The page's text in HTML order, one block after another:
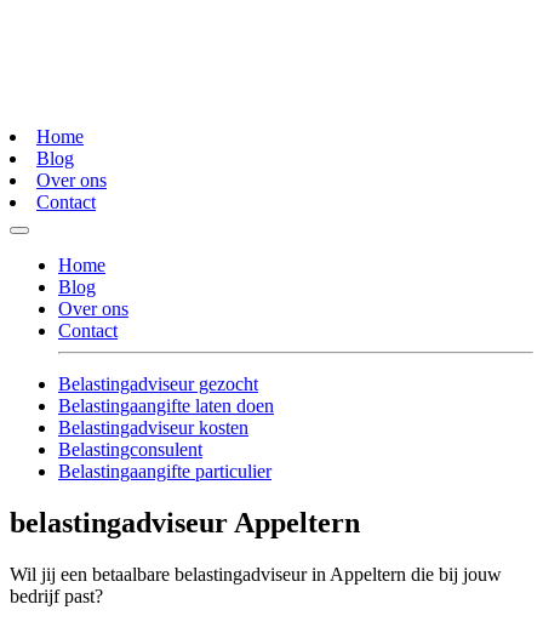
Home
Blog
Over ons
Contact
Home
Blog
Over ons
Contact
Belastingadviseur gezocht
Belastingaangifte laten doen
Belastingadviseur kosten
Belastingconsulent
Belastingaangifte particulier
belastingadviseur Appeltern
Wil jij een betaalbare belastingadviseur in Appeltern die bij jouw
bedrijf past?